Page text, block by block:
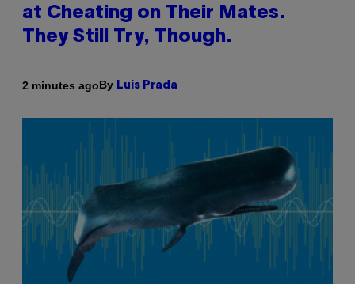
at Cheating on Their Mates.
They Still Try, Though.
2 minutes agoBy Luis Prada